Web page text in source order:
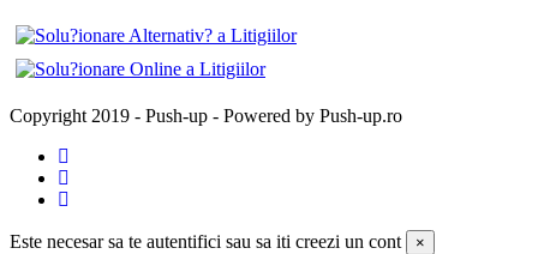
Copyright 2019 - Push-up - Powered by Push-up.ro
Este necesar sa te autentifici sau sa iti creezi un cont ×